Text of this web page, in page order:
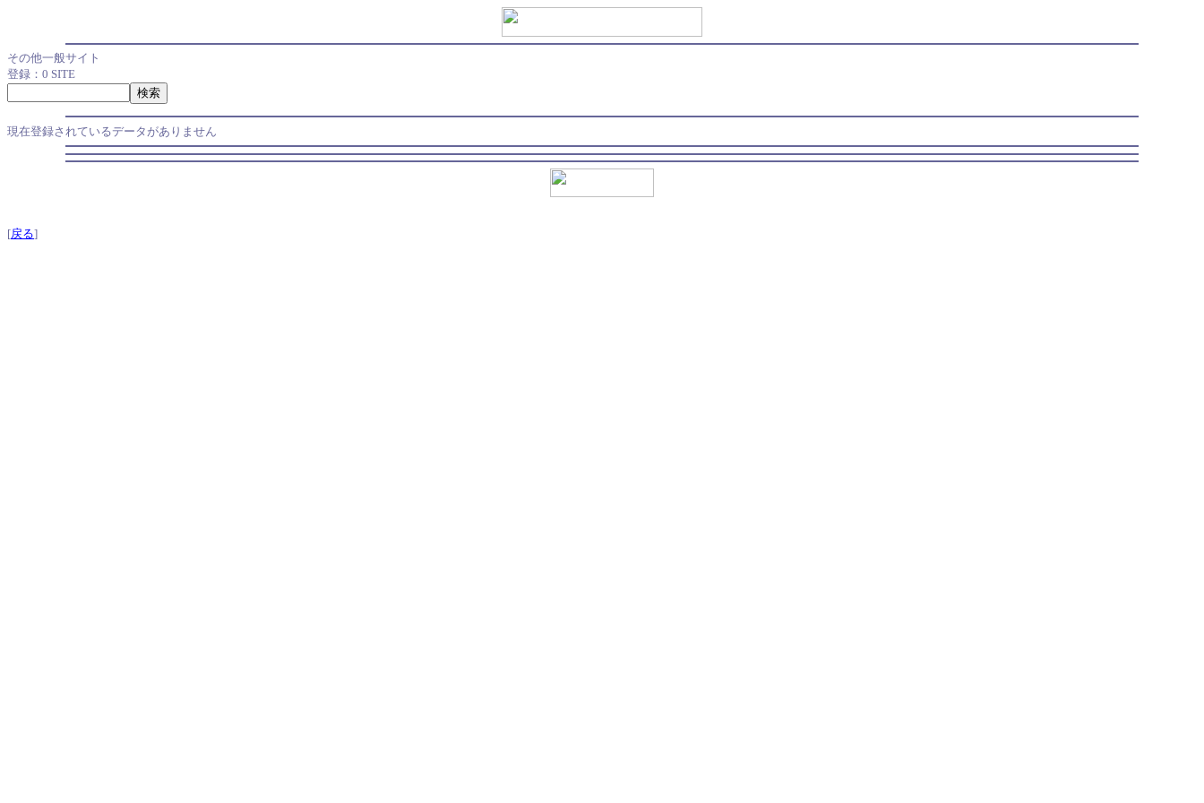
その他一般サイト
登録：0 SITE
現在登録されているデータがありません
[戻る]